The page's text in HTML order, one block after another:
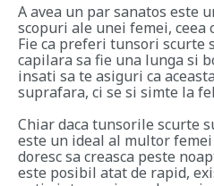
A avea un par sanatos este
scopuri ale unei femei, ceea
Fie ca preferi tunsori scurte
capilara sa fie una lunga si
insati sa te asiguri ca
suprafara, ci se si simte la
Chiar daca tunsorile scurte
este un ideal al multor
doresc sa creasca peste
este posibil atat de rapid,